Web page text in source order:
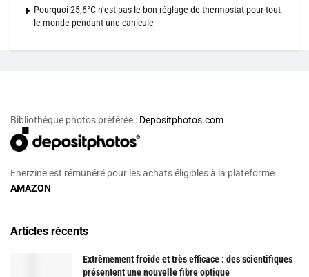
Pourquoi 25,6°C n’est pas le bon réglage de thermostat pour tout
le monde pendant une canicule
Bibliothèque photos préférée : Depositphotos.com
Enerzine est rémunéré pour les achats éligibles à la plateforme
AMAZON
Articles récents
Extrêmement froide et très efficace : des scientifiques
présentent une nouvelle fibre optique